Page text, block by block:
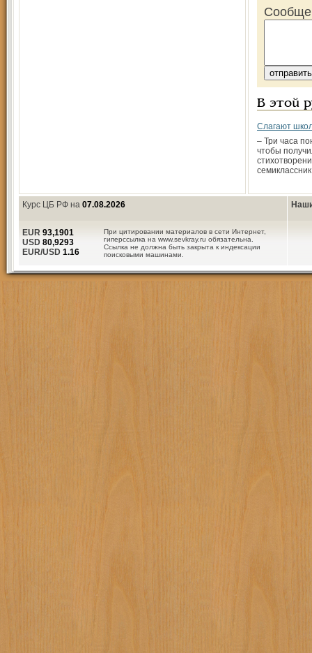
В этой
Слагают
– Три часа
чтобы
Курс ЦБ РФ на 07.08.2026
При цитировании материалов в сети Интернет,
гиперссылка на www.sevkray.ru обязательна.
Ссылка не должна быть закрыта к индексации
поисковыми машинами.
EUR 93,1901
USD 80,9293
EUR/USD 1.16